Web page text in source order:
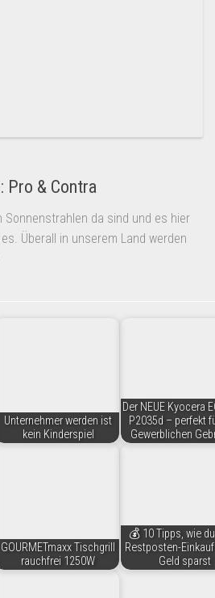
Pro & Contra
Sonnenstrahlen da sind und es hier
Überall in unserem Land werden
Unternehmer werden ist
kein Kinderspiel
Der NEUE Kyocera
P2035d – perfekt
Gewerblichen
GOURMETmaxx Tischgrill
rauchfrei 1250W
💰 10 Tipps, wie
Restposten-
Geld sparst